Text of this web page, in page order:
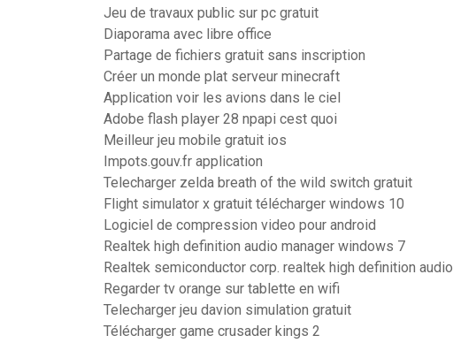
Jeu de travaux public sur pc gratuit
Diaporama avec libre office
Partage de fichiers gratuit sans inscription
Créer un monde plat serveur minecraft
Application voir les avions dans le ciel
Adobe flash player 28 npapi cest quoi
Meilleur jeu mobile gratuit ios
Impots.gouv.fr application
Telecharger zelda breath of the wild switch gratuit
Flight simulator x gratuit télécharger windows 10
Logiciel de compression video pour android
Realtek high definition audio manager windows 7
Realtek semiconductor corp. realtek high definition audio
Regarder tv orange sur tablette en wifi
Telecharger jeu davion simulation gratuit
Télécharger game crusader kings 2